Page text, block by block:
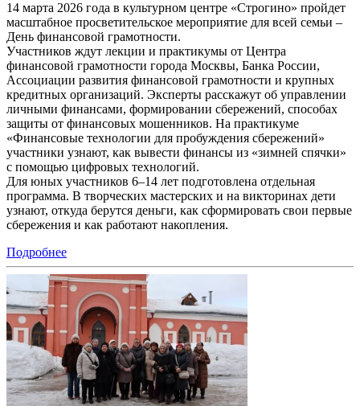
14 марта 2026 года в культурном центре «Строгино» пройдет
масштабное просветительское мероприятие для всей семьи ‒
День финансовой грамотности.
Участников ждут лекции и практикумы от Центра
финансовой грамотности города Москвы, Банка России,
Ассоциации развития финансовой грамотности и крупных
кредитных организаций. Эксперты расскажут об управлении
личными финансами, формировании сбережений, способах
защиты от финансовых мошенников. На практикуме
«Финансовые технологии для пробуждения сбережений»
участники узнают, как вывести финансы из «зимней спячки»
с помощью цифровых технологий.
Для юных участников 6–14 лет подготовлена отдельная
программа. В творческих мастерских и на викторинах дети
узнают, откуда берутся деньги, как сформировать свои первые
сбережения и как работают накопления.
Подробнее